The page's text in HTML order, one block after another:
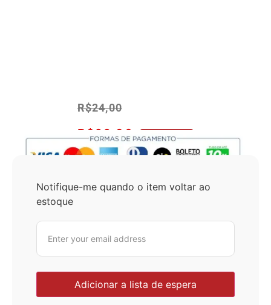
R$24,00
R$22,80 No Pix 5% OFF
Notifique-me quando o item voltar ao
estoque